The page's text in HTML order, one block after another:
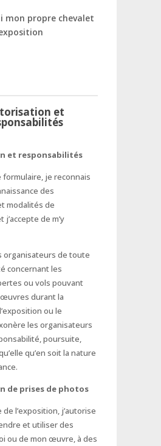
mon propre chevalet
et
et responsabilités
formulaire, je reconnais
des
modalités de
j’accepte de m’y
organisateurs de toute
concernant les
ou vols pouvant
durant la
ou le
les organisateurs
poursuite,
qu’en soit la nature
de prises de photos
de l’exposition, j’autorise
et utiliser des
ou de mon œuvre, à des